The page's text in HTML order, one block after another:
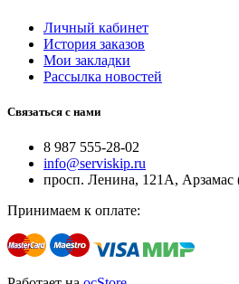
Личный кабинет
История заказов
Мои закладки
Рассылка новостей
Связаться с нами
8 987 555-28-02
info@serviskip.ru
просп. Ленина, 121А,
Принимаем к оплате: